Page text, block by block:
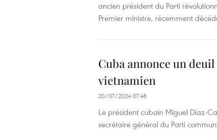
ancien président du Parti
Premier ministre, récemment
Cuba annonce un
vietnamien
20/07/2024 07:48
Le président cubain Miguel Díaz-
secrétaire général du Parti